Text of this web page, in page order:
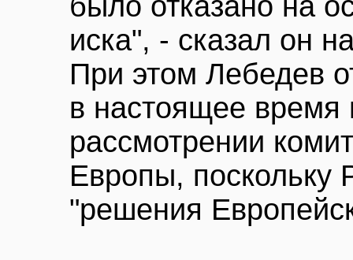
иска", - сказал он
При этом Лебедев
в настоящее время
рассмотрении
Европы, поскольку
"решения